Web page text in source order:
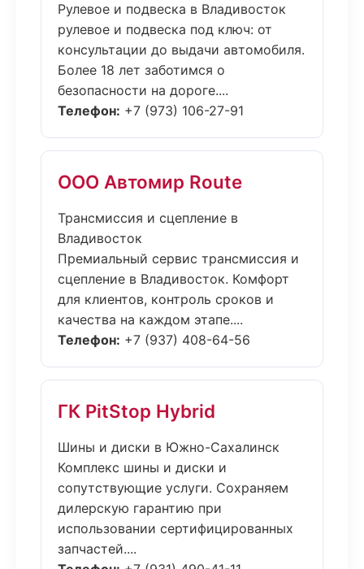
Рулевое и подвеска в Владивосток
рулевое и подвеска под ключ: от
консультации до выдачи автомобиля.
Более 18 лет заботимся о
безопасности на дороге....
Телефон: +7 (973) 106-27-91
ООО Автомир Route
Трансмиссия и сцепление в
Владивосток
Премиальный сервис трансмиссия и
сцепление в Владивосток. Комфорт
для клиентов, контроль сроков и
качества на каждом этапе....
Телефон: +7 (937) 408-64-56
ГК PitStop Hybrid
Шины и диски в Южно-Сахалинск
Комплекс шины и диски и
сопутствующие услуги. Сохраняем
дилерскую гарантию при
использовании сертифицированных
запчастей....